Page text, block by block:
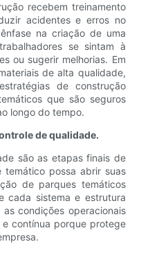
recebem treinamento
acidentes e erros no
na criação de uma
se sintam à
ou sugerir melhorias. Em
de alta qualidade,
de construção
que são seguros
longo do tempo.
de qualidade.
são as etapas finais de
possa abrir suas
de parques temáticos
cada sistema e estrutura
condições operacionais
contínua porque protege